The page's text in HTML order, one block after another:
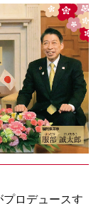
ロデュースす